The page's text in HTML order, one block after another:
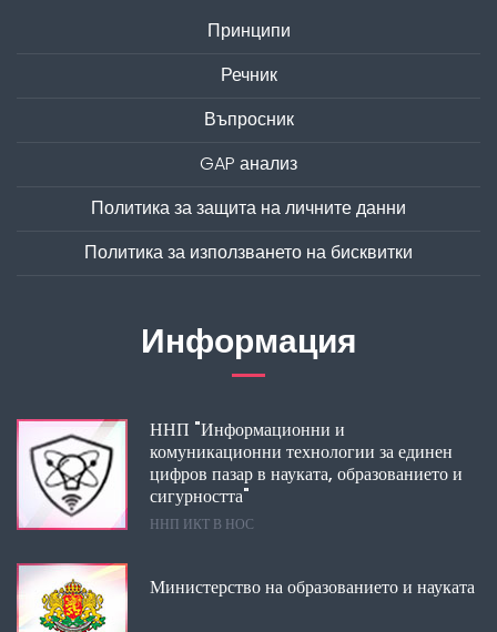
Принципи
Речник
Въпросник
GAP анализ
Политика за защита на личните данни
Политика за използването на бисквитки
Информация
ННП "Информационни и
комуникационни технологии за единен
цифров пазар в науката, образованието и
сигурността"
ННП ИКТ В НОС
Министерство на образованието и науката